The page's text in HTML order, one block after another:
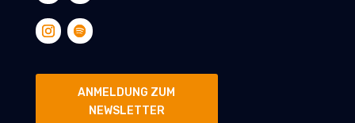
ANMELDUNG ZUM
NEWSLETTER